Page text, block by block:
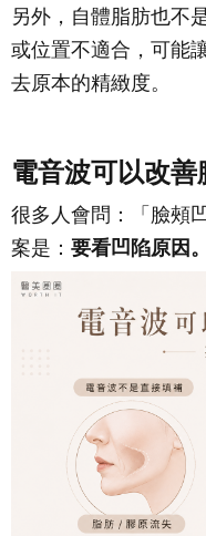
另外，自體脂肪也不
或位置不適合，可能
去原本的精緻度。
電音波可以改善
很多人會問：「臉頰
案是： 要看凹陷原因。